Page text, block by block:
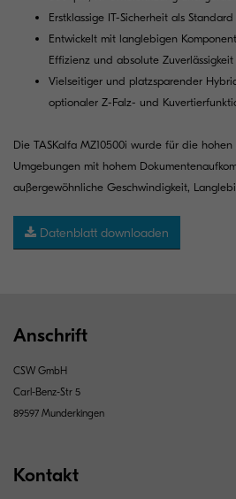
Erstklassige IT-Sicherheit als
Entwickelt mit langlebigen
Effizienz und absolute
Vielseitiger und platzsparender
optionaler Z-Falz- und
Die TASKalfa MZ10500i wurde für die
Umgebungen mit hohem
außergewöhnliche Geschwindigkeit,
Datenblatt downloaden
Anschrift
CSW GmbH
Carl-Benz-Str 5
89597 Munderkingen
Kontakt